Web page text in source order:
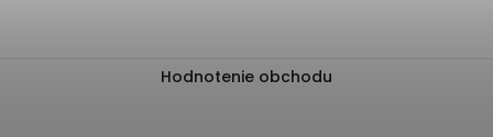
Hodnotenie obchodu